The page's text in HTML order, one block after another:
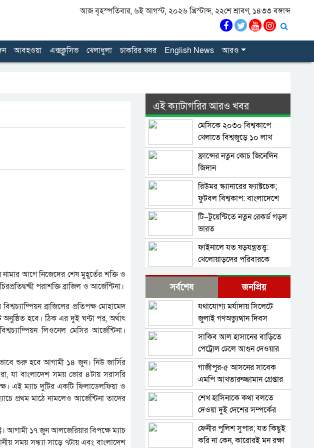
আজ বৃহস্পতিবার, ৬ই আগস্ট, ২০২৬ খ্রিস্টাব্দ, ২২শে শ্রাবণ, ১৪৩৩ বঙ্গাব্দ
আবহওয়া এক্সক্লুসিভ খেলাধুলা চাকরির খবর English News আরও
আগে নিজেদের শেষ মুহূর্তের শক্তি ও
পরাশক্তি ব্রাজিল ও আর্জেন্টিনা।
ব্রাজিলের প্রতিপক্ষ মোহামেদ
অনুষ্ঠিত হবে। ঠিক এর দুই ঘণ্টা পর, অর্থাৎ
লিওনেল মেসির আর্জেন্টিনা।
শুরু হবে আগামী ১৪ জুন। নিউ জার্সির
যা বাংলাদেশ সময় ভোর ৪টায় সরাসরি
এই ম্যাচ দুটির একটি ফিলাডেলফিয়া ও
প্রথম মাঠে নামলেও আর্জেন্টিনা তাদের
আগামী ১৭ জুন আলজেরিয়ার বিপক্ষে ম্যাচ
সময় সন্ধ্যা সাড়ে ৭টায় এবং বাংলাদেশ
এই ক্যাটাগরির আরও খবর
মেসিকে ২০৩০ বিশ্বকাপে
খেলাতে বিশ্বজুড়ে ১০ লাখ
স্বাক্ষরের প্রস্তাব
ফ্রান্সের নতুন কোচ জিনেদিন
জিদান
রিউমর স্ক্যানারের ফ্যাক্টচেক;
ফুটবল বিশ্বকাপ: বাংলাদেশে
বেশি ভুল তথ্য ছড়ানো হয়েছে
আর্জেন্টিনাকে ঘিরে
টি–টুয়েন্টিতে নতুন রেকর্ড গড়ল
ভারত
ফাইনালে যত ষড়যন্ত্রতত্ত্ব:
খেলোয়াড়দের পরিবারকে
বিশ্বকাপের ফাইনালে হেরে
ভেঙে পড়া মেসিকে স্ত্রীর বার্তা
থিয়াগো মেসিতে স্বপ্ন
আর্জেন্টিনার
মেসিকে বিশ্বকাপের সেরা
ফুটবলার ঘোষণা
আইএফএফএইচএসের
বিশ্বকাপের ফাইনালে লাল কার্ড
দেখা ফার্নান্দেজের আবেগঘন
বার্তা
এবার মেসিদের জন্য দি
মারিয়ার বার্তা
বিবিসি বাংলার প্রতিবেদন;
মেসির সাথে প্রতারণা,
সর্বশেষ জনপ্রিয়
যথাযোগ্য মর্যাদায় সিলেটে
জুলাই গণঅভ্যুত্থান দিবস
পালিত
সাকিব আল হাসানের বাড়িতে
পেট্রোল ঢেলে আগুন দেওয়ার
চেষ্টা, ভাঙচুর
গাজীপুর-৫ আসনের সাবেক
এমপি আখতারুজ্জামান গ্রেপ্তার
শেখ হাসিনাকে কথা বলতে
দেওয়া দুই দেশের সম্পর্কের
জন্য ক্ষতিকর: পররাষ্ট্র মন্ত্রণালয়
ফেনীর পুলিশ সুপার; যত কিছুই
করি না কেন, কারোরই মন রক্ষা